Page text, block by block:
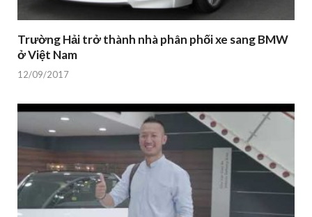
Trường Hải trở thành nhà phân phối xe sang BMW
ở Việt Nam
12/09/2017